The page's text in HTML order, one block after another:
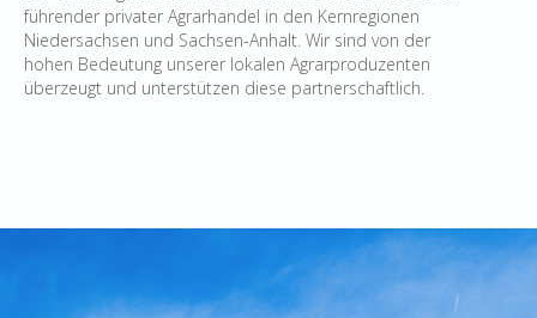
führender privater Agrarhandel in den Kernregionen
Niedersachsen und Sachsen-Anhalt. Wir sind von der
hohen Bedeutung unserer lokalen Agrarproduzenten
überzeugt und unterstützen diese partnerschaftlich.